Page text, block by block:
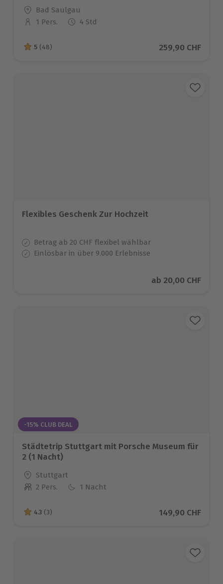
Standort
Bad Saulgau
Anzahl der Teilnehmer
1 Pers. 4 Std
5 von 5 Sternen basierend auf 48 Bewertungen
5 (48) Aktueller Preis
259,90 CHF
Flexibles Geschenk Zur Hochzeit
Betrag ab 20 CHF flexibel wählbar
Einlösbar in über 9.000 Erlebnisse
Aktueller Preis
ab 20,00 CHF
-15% CLUB DEAL
Städtetrip Stuttgart mit Porsche Museum für
2 (1 Nacht)
Standort
Stuttgart
Anzahl der Teilnehmer
2 Pers. 1 Nacht
4.3 von 5 Sternen basierend auf 3 Bewertungen
4.3 (3) Aktueller Preis
149,90 CHF